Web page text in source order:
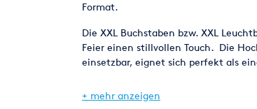
Format.
Die XXL Buchstaben bzw. XXL
Feier einen stillvollen Touch. Die
einsetzbar, eignet sich perfekt als
Schmuckstück werden Sie Ihre Feier
+ mehr anzeigen